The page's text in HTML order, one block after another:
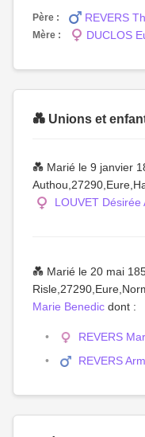
Père : REVERS
Mère :
DUCLOS
💑 Unions et
💑 Marié le 9 janvier
LOUVET Désirée
💑 Marié le 20 mai
Marie Benedic dont :
REVERS
REVERS